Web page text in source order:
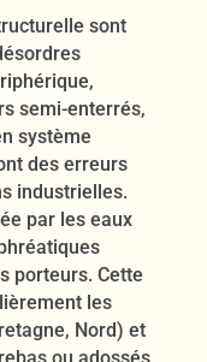
sont
semi-enterrés,
système
des erreurs
industrielles.
par les eaux
porteurs. Cette
les
Nord) et